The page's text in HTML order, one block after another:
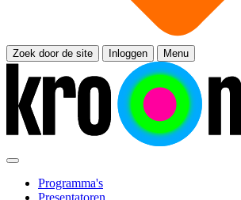
Zoek door de site Inloggen Menu
Programma's
Presentatoren